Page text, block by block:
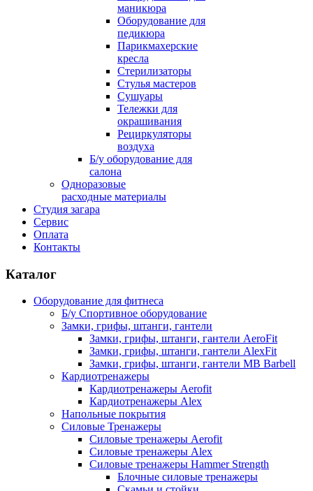
маникюра
Оборудование для
педикюра
Парикмахерские
кресла
Стерилизаторы
Стулья мастеров
Сушуары
Тележки для
окрашивания
Рециркуляторы
воздуха
Б/у оборудование для
салона
Одноразовые
расходные материалы
Студия загара
Сервис
Оплата
Контакты
Каталог
Оборудование для фитнеса
Б/у Спортивное оборудование
Замки, грифы, штанги, гантели
Замки, грифы, штанги, гантели AeroFit
Замки, грифы, штанги, гантели AlexFit
Замки, грифы, штанги, гантели MB Barbell
Кардиотренажеры
Кардиотренажеры Aerofit
Кардиотренажеры Alex
Напольные покрытия
Силовые Тренажеры
Силовые тренажеры Aerofit
Силовые тренажеры Alex
Силовые тренажеры Hammer Strength
Блочные силовые тренажеры